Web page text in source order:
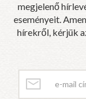
megjelenő
eseményeit.
hírekről, kérjük